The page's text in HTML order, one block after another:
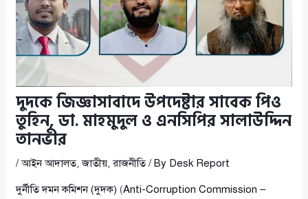
দুদকে জিজ্ঞাসাবাদে উপদেষ্টার সাবেক পিও
তুহিন, ডা. মাহমুদুল ও এনসিপির সালাউদ্দিন
তানভীর
/আইন আদালত,জাতীয়,রাজনীতি/ By Desk Report
দুর্নীতি দমন কমিশন (দুদক) (Anti-Corruption Commission –